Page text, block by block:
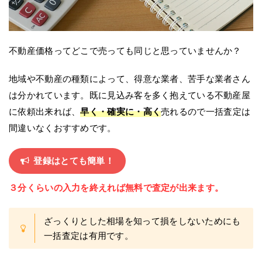
不動産価格ってどこで売っても同じと思っていませんか？
地域や不動産の種類によって、得意な業者、苦手な業者さん
は分かれています。既に見込み客を多く抱えている不動産屋
に依頼出来れば、早く・確実に・高く売れるので一括査定は
間違いなくおすすめです。
登録はとても簡単！
３分くらいの入力を終えれば無料で査定が出来ます。
ざっくりとした相場を知って損をしないためにも
一括査定は有用です。